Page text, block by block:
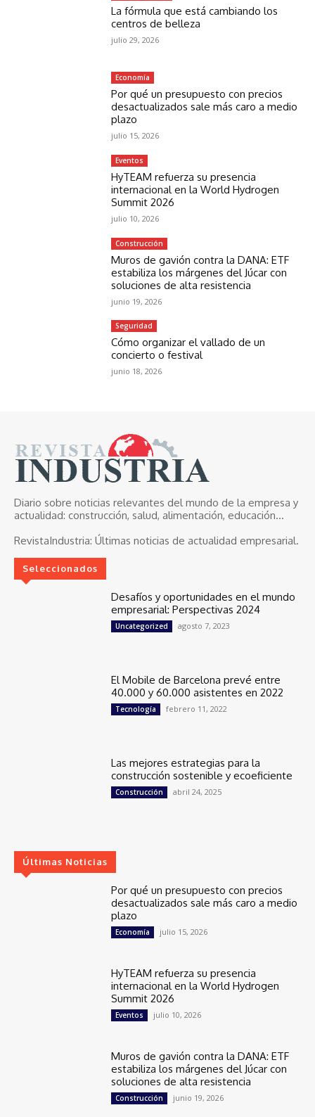
La fórmula que está cambiando los
centros de belleza
julio 29, 2026
Economía
Por qué un presupuesto con precios
desactualizados sale más caro a medio
plazo
julio 15, 2026
Eventos
HyTEAM refuerza su presencia
internacional en la World Hydrogen
Summit 2026
julio 10, 2026
Construcción
Muros de gavión contra la DANA: ETF
estabiliza los márgenes del Júcar con
soluciones de alta resistencia
junio 19, 2026
Seguridad
Cómo organizar el vallado de un
concierto o festival
junio 18, 2026
Diario sobre noticias relevantes del mundo de la empresa y
actualidad: construcción, salud, alimentación, educación...
RevistaIndustria: Últimas noticias de actualidad empresarial.
Seleccionados
Desafíos y oportunidades en el mundo
empresarial: Perspectivas 2024
Uncategorized agosto 7, 2023
El Mobile de Barcelona prevé entre
40.000 y 60.000 asistentes en 2022
Tecnología febrero 11, 2022
Las mejores estrategias para la
construcción sostenible y ecoeficiente
Construcción abril 24, 2025
Últimas Noticias
Por qué un presupuesto con precios
desactualizados sale más caro a medio
plazo
Economía julio 15, 2026
HyTEAM refuerza su presencia
internacional en la World Hydrogen
Summit 2026
Eventos julio 10, 2026
Muros de gavión contra la DANA: ETF
estabiliza los márgenes del Júcar con
soluciones de alta resistencia
Construcción junio 19, 2026